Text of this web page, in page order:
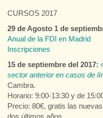
CURSOS 2017
29 de Agosto 1 de
Anual de la FDI en Madrid
Inscripciones
15 de septiembre del 2017:
sector anterior en casos de
Cambra.
Horario: 9:00-13:30 y de
Precio: 80€, gratis las
dos últimos años.